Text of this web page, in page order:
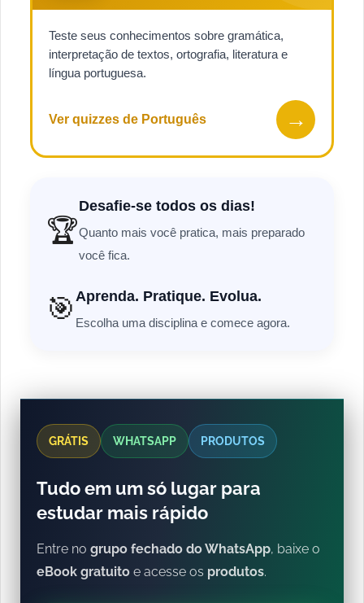
Teste seus conhecimentos sobre gramática,
interpretação de textos, ortografia, literatura e
língua portuguesa.
Ver quizzes de Português →
🏆
Desafie-se todos os dias!
Quanto mais você pratica, mais preparado
você fica.
🎯 Aprenda. Pratique. Evolua.
Escolha uma disciplina e comece agora.
GRÁTIS WHATSAPP PRODUTOS
Tudo em um só lugar para
estudar mais rápido
Entre no grupo fechado do WhatsApp, baixe o
eBook gratuito e acesse os produtos.